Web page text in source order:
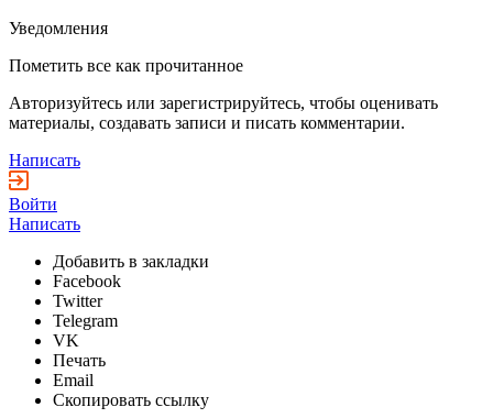
Уведомления
Пометить все как прочитанное
Авторизуйтесь или зарегистрируйтесь, чтобы оценивать
материалы, создавать записи и писать комментарии.
Написать
Войти
Написать
Добавить в закладки
Facebook
Twitter
Telegram
VK
Печать
Email
Скопировать ссылку